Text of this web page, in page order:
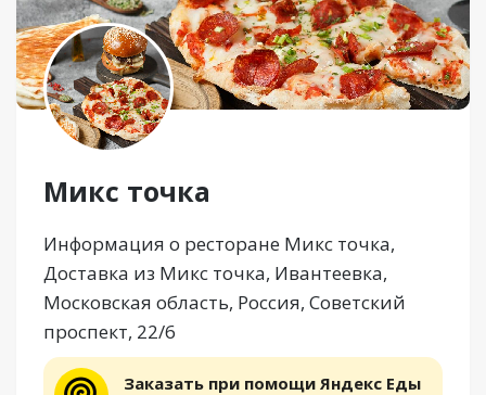
Микс точка
Информация о ресторане Микс точка,
Доставка из Микс точка, Ивантеевка,
Московская область, Россия, Советский
проспект, 22/6
Заказать при помощи Яндекс Еды